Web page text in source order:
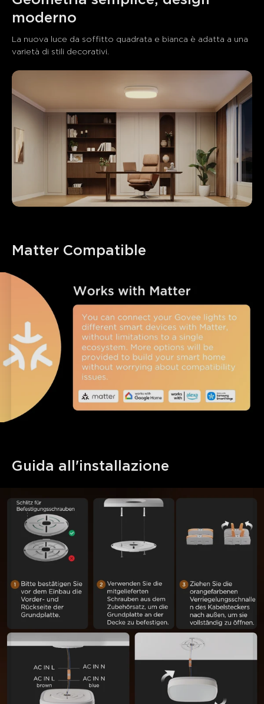
moderno
La nuova luce da soffitto quadrata e bianca è adatta a una
varietà di stili decorativi.
Matter Compatible
Guida all'installazione